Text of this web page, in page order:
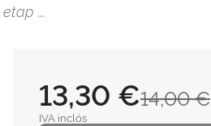
etap ...
14,00 €
13,30 €
IVA inclós